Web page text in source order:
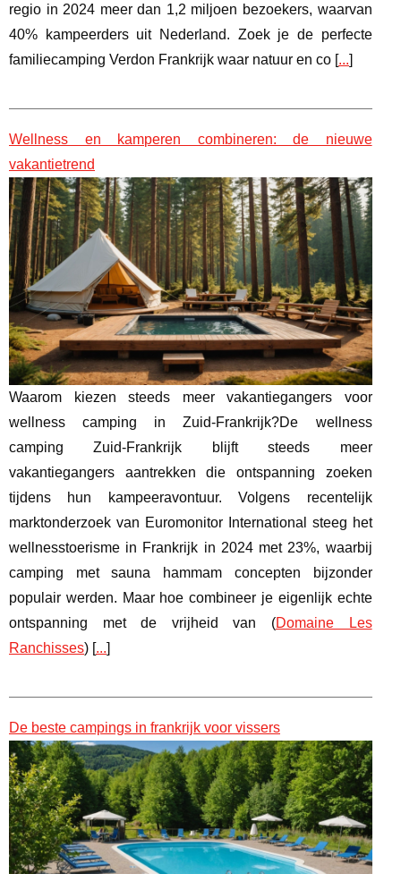
regio in 2024 meer dan 1,2 miljoen bezoekers, waarvan
40% kampeerders uit Nederland. Zoek je de perfecte
familiecamping Verdon Frankrijk waar natuur en co [...]
Wellness en kamperen combineren: de nieuwe
vakantietrend
Waarom kiezen steeds meer vakantiegangers voor
wellness camping in Zuid-Frankrijk?De wellness
camping Zuid-Frankrijk blijft steeds meer
vakantiegangers aantrekken die ontspanning zoeken
tijdens hun kampeeravontuur. Volgens recentelijk
marktonderzoek van Euromonitor International steeg het
wellnesstoerisme in Frankrijk in 2024 met 23%, waarbij
camping met sauna hammam concepten bijzonder
populair werden. Maar hoe combineer je eigenlijk echte
ontspanning met de vrijheid van (Domaine Les
Ranchisses) [...]
De beste campings in frankrijk voor vissers